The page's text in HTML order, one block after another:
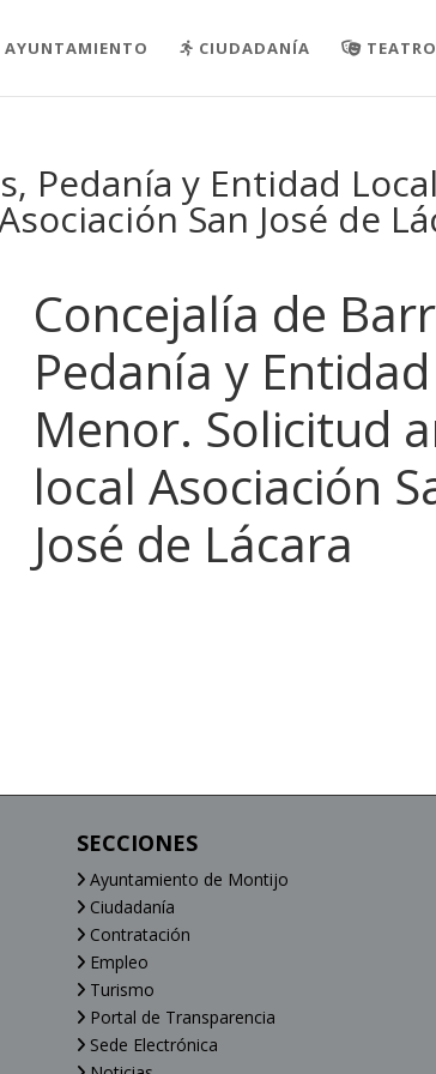
AYUNTAMIENTO CIUDADANÍA TEATRO
Pedanía y Entidad
San José de
Concejalía de
Pedanía y
Menor. Solicitud
local Asociación
José de Lácara
SECCIONES
Ayuntamiento de Montijo
Ciudadanía
Contratación
Empleo
Turismo
Portal de Transparencia
Sede Electrónica